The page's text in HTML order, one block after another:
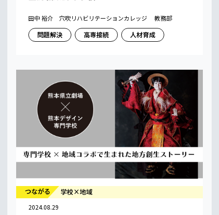
田中 裕介 穴吹リハビリテーションカレッジ 教務部
問題解決 高専接続 人材育成
つながる 学校×地域
2024.08.29